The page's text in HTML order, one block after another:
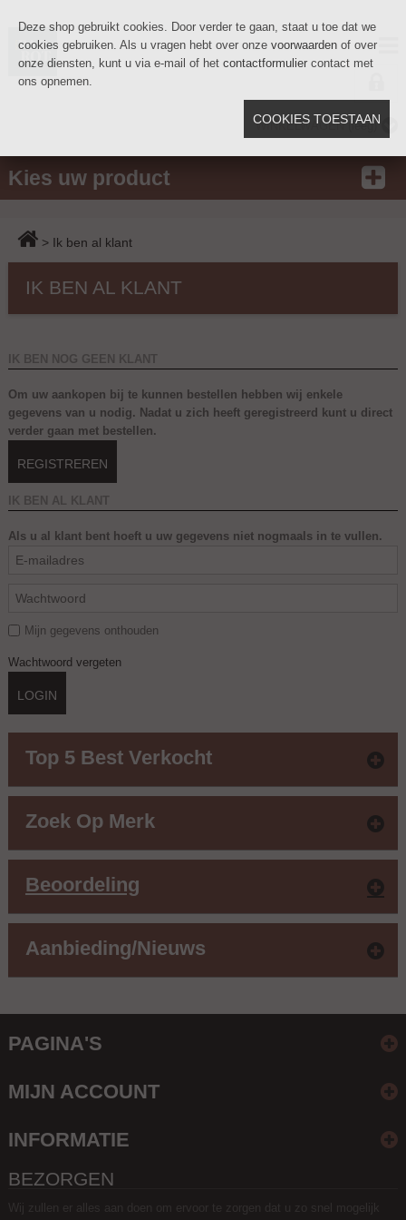
WINKELWAGEN (leeg)
Kies uw product
> Ik ben al klant
IK BEN AL KLANT
IK BEN NOG GEEN KLANT
Om uw aankopen bij te kunnen bestellen hebben wij enkele
gegevens van u nodig. Nadat u zich heeft geregistreerd kunt u direct
verder gaan met bestellen.
REGISTREREN
IK BEN AL KLANT
Als u al klant bent hoeft u uw gegevens niet nogmaals in te vullen.
Mijn gegevens onthouden
Wachtwoord vergeten
LOGIN
Top 5 Best Verkocht
Zoek Op Merk
Beoordeling
Aanbieding/nieuws
PAGINA'S
MIJN ACCOUNT
INFORMATIE
BEZORGEN
Deze shop gebruikt cookies. Door verder te gaan, staat u toe dat we
cookies gebruiken. Als u vragen hebt over onze voorwaarden of over
onze diensten, kunt u via e-mail of het contactformulier contact met
ons opnemen.
COOKIES TOESTAAN